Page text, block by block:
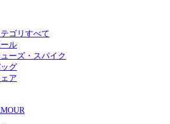
ゴリすべて
ル
ーズ・スパイク
グ
ア